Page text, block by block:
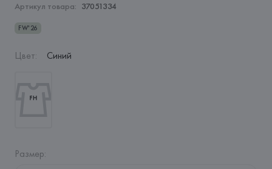
Артикул товара: 37051334
FW'26
Цвет: Синий
Размер: